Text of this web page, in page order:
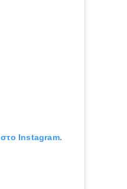
στο Instagram.